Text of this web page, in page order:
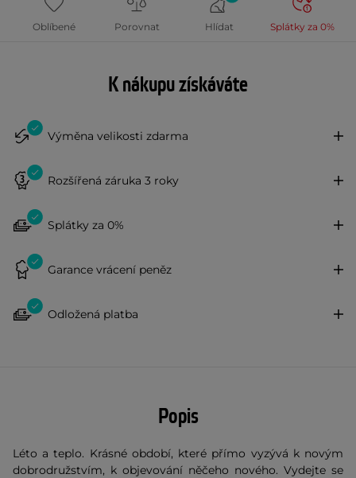
Oblíbené Porovnat Hlídat Splátky za 0%
K nákupu získáváte
Výměna velikosti zdarma
Rozšířená záruka 3 roky
Splátky za 0%
Garance vrácení peněz
Odložená platba
Popis
Léto a teplo. Krásné období, které přímo vyzývá k novým
dobrodružstvím, k objevování něčeho nového. Vydejte se